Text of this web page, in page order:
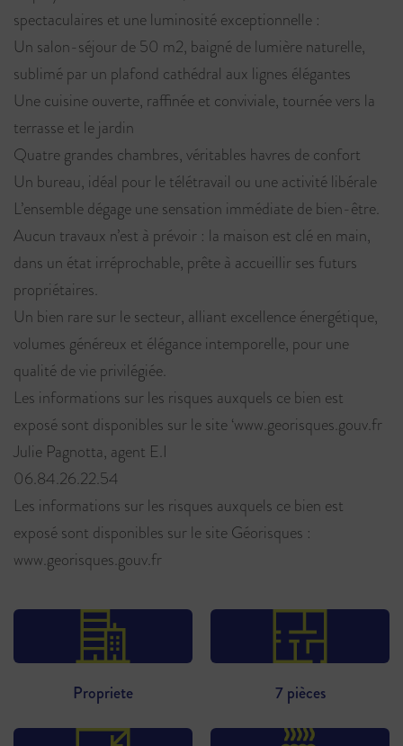
spectaculaires et une luminosité exceptionnelle :
Un salon-séjour de 50 m2, baigné de lumière naturelle,
sublimé par un plafond cathédral aux lignes élégantes
Une cuisine ouverte, raffinée et conviviale, tournée vers la
terrasse et le jardin
Quatre grandes chambres, véritables havres de confort
Un bureau, idéal pour le télétravail ou une activité libérale
L’ensemble dégage une sensation immédiate de bien-être.
Aucun travaux n’est à prévoir : la maison est clé en main,
dans un état irréprochable, prête à accueillir ses futurs
propriétaires.
Un bien rare sur le secteur, alliant excellence énergétique,
volumes généreux et élégance intemporelle, pour une
qualité de vie privilégiée.
Les informations sur les risques auxquels ce bien est
exposé sont disponibles sur le site ‘www.georisques.gouv.fr
Julie Pagnotta, agent E.I
06.84.26.22.54
Les informations sur les risques auxquels ce bien est
exposé sont disponibles sur le site Géorisques :
www.georisques.gouv.fr
Propriete 7 pièces